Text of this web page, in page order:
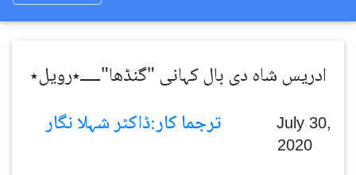
ادریس شاہ دی بال کہانی "گنڈھا"ـــــ٭رویل٭
July 30,
2020